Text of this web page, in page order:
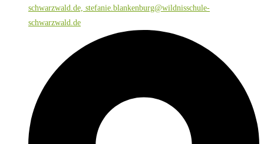
schwarzwald.de, stefanie.blankenburg@wildnisschule-
schwarzwald.de